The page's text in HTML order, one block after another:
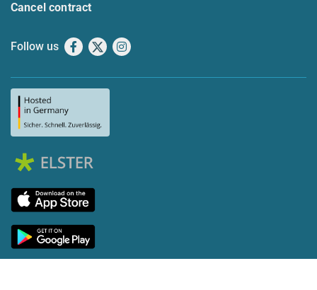
Cancel contract
Follow us Facebook
X Instagram